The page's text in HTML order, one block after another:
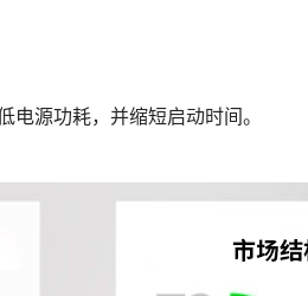
源功耗，并缩短启动时间。